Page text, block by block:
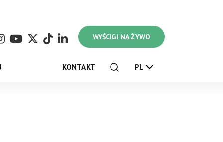
WYŚCIGI NA ŻYWO
KONTAKT PL